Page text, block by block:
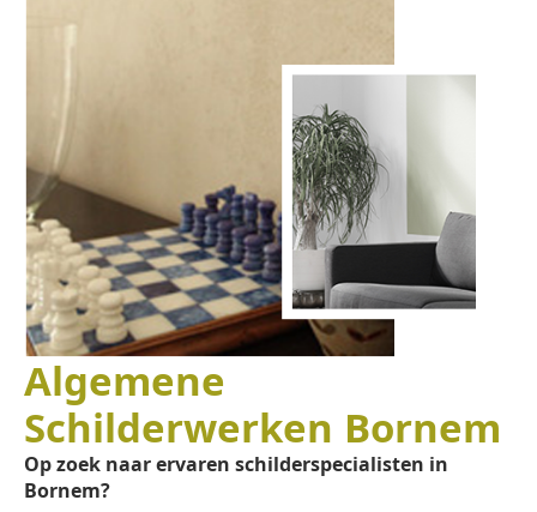
Algemene
Schilderwerken Bornem
Op zoek naar ervaren schilderspecialisten in
Bornem?